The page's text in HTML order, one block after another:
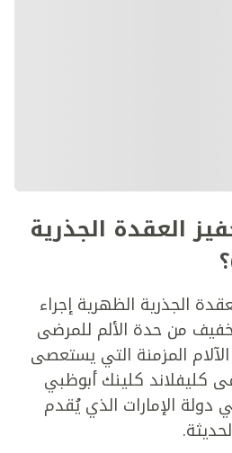
العقدة الجذرية
الجذرية الظهرية إجراء
من حدة الألم للمرضى
المزمنة التي يستعصى
كليفلاند كلينك أبوظبي
دولة الإمارات الذي يُقدم